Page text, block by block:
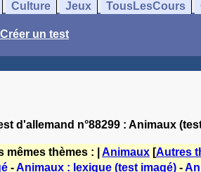
Culture Jeux TousLesCours
Créer un test
d'allemand n°88299 : Animaux
thèmes : | Animaux [Autres
-Animaux : lexique (test imagé) -